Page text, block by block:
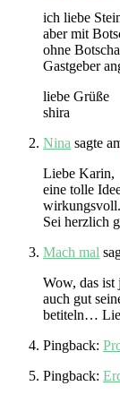
ich liebe
aber mit
ohne
Gastgeber
liebe Grüße
shira
Nina sagte
Liebe Karin,
eine tolle
Sei herzlich
Mach mal
Wow, das ist
auch gut
betiteln…
Pingback:
Pingback: